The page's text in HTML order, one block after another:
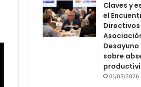
Claves y
el
Directivos
sobre
01/03/2026